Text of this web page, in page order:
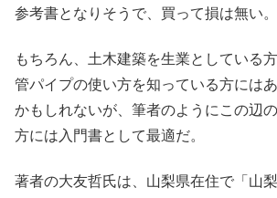
参考書となりそうで、買って損は無い。
もちろん、土木建築を生業としている
管パイプの使い方を知っている方には
かもしれないが、筆者のようにこの辺
方には入門書として最適だ。
著者の大友哲氏は、山梨県在住で「山